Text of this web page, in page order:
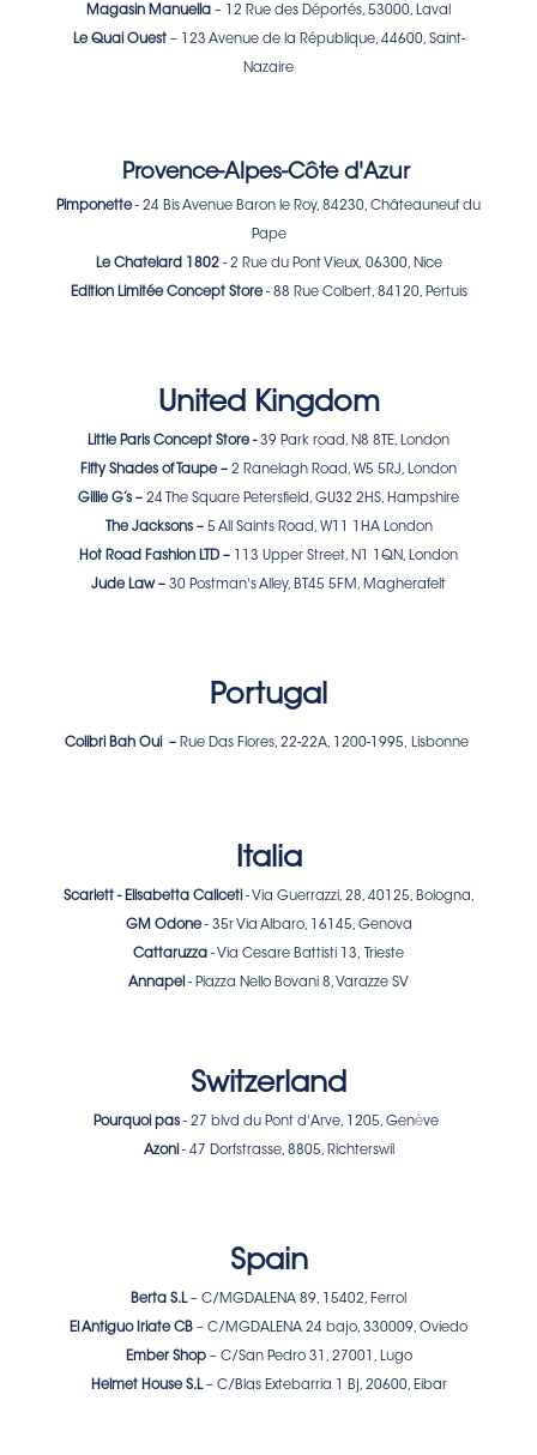
Magasin Manuella – 12 Rue des Déportés, 53000, Laval
Le Quai Ouest– 123 Avenue de la République, 44600, Saint-
Nazaire
Provence-Alpes-Côte d'Azur
Pimponette - 24 Bis Avenue Baron le Roy, 84230, Châteauneuf du
Pape
Le Chatelard 1802- 2 Rue du Pont Vieux, 06300, Nice
Edition Limitée Concept Store- 88 Rue Colbert, 84120, Pertuis
United Kingdom
Little Paris Concept Store -39 Park road, N8 8TE, London
Fifty Shades of Taupe – 2 Ranelagh Road, W5 5RJ, London
Gillie G’s – 24 The Square Petersfield, GU32 2HS, Hampshire
The Jacksons –5 All Saints Road, W11 1HA London
Hot Road Fashion LTD – 113 Upper Street, N1 1QN, London
Jude Law – 30 Postman's Alley, BT45 5FM, Magherafelt
Portugal
Colibri Bah Oui – Rue Das Flores, 22-22A, 1200-1995, Lisbonne
Italia
Scarlett - Elisabetta Caliceti - Via Guerrazzi, 28, 40125, Bologna,
GM Odone- 35r Via Albaro, 16145, Genova
Cattaruzza - Via Cesare Battisti 13, Trieste
Annapel - Piazza Nello Bovani 8, Varazze SV
Switzerland
Pourquoi pas- 27 blvd du Pont d'Arve, 1205, Genève
Azoni - 47 Dorfstrasse, 8805, Richterswil
Spain
Berta S.L– C/MGDALENA 89, 15402, Ferrol
El Antiguo Iriate CB – C/MGDALENA 24 bajo, 330009, Oviedo
Ember Shop– C/San Pedro 31, 27001, Lugo
Helmet House S.L– C/Blas Extebarria 1 Bj, 20600, Eibar